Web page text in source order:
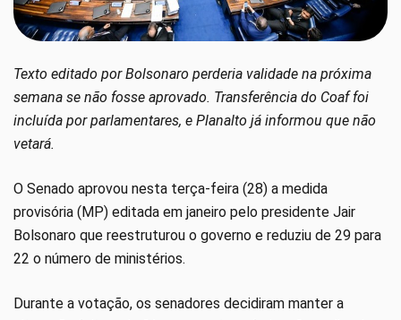
Texto editado por Bolsonaro perderia validade na próxima
semana se não fosse aprovado. Transferência do Coaf foi
incluída por parlamentares, e Planalto já informou que não
vetará.
O Senado aprovou nesta terça-feira (28) a medida
provisória (MP) editada em janeiro pelo presidente Jair
Bolsonaro que reestruturou o governo e reduziu de 29 para
22 o número de ministérios.
Durante a votação, os senadores decidiram manter a